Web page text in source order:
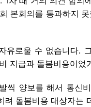
본회의를 통과하지
유로울 수 없습니다.
지급과 돌봄비용이었
씩 양보를 해서 통신
려 돌봄비용 대상자는